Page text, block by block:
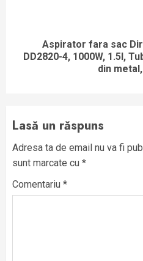
Next
Aspirator fara sac
DD2820-4, 1000W, 1.5l,
din
Lasă un răspuns
Adresa ta de email nu va fi
sunt marcate cu *
Comentariu *